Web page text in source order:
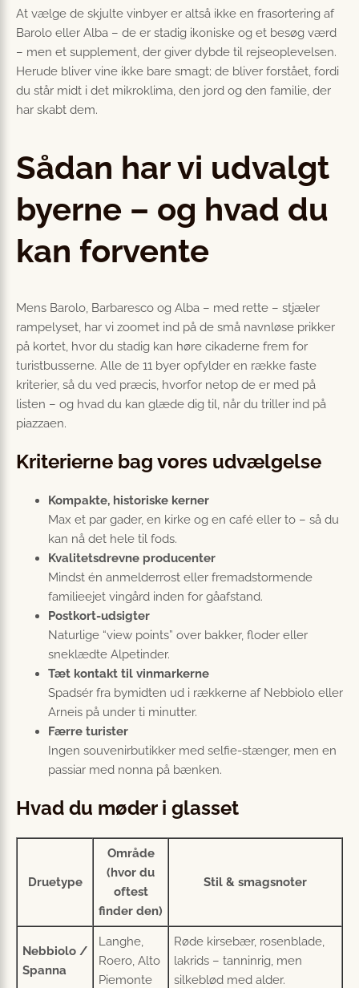
At vælge de skjulte vinbyer er altså ikke en frasortering af
Barolo eller Alba – de er stadig ikoniske og et besøg værd
– men et supplement, der giver dybde til rejse­oplevelsen.
Herude bliver vine ikke bare smagt; de bliver forstået, fordi
du står midt i det mikroklima, den jord og den familie, der
har skabt dem.
Sådan har vi udvalgt
byerne – og hvad du
kan forvente
Mens Barolo, Barbaresco og Alba – med rette – stjæler
rampelyset, har vi zoomet ind på de små navnløse prikker
på kortet, hvor du stadig kan høre cikaderne frem for
turistbusserne. Alle de 11 byer opfylder en række faste
kriterier, så du ved præcis, hvorfor netop de er med på
listen – og hvad du kan glæde dig til, når du triller ind på
piazzaen.
Kriterierne bag vores udvælgelse
Kompakte, historiske kerner
Max et par gader, en kirke og en café eller to – så du
kan nå det hele til fods.
Kvalitetsdrevne producenter
Mindst én anmelderrost eller fremadstormende
familieejet vingård inden for gåafstand.
Postkort-udsigter
Naturlige “view points” over bakker, floder eller
sneklædte Alpetinder.
Tæt kontakt til vinmarkerne
Spadsér fra bymidten ud i rækkerne af Nebbiolo eller
Arneis på under ti minutter.
Færre turister
Ingen souvenirbutikker med selfie-stænger, men en
passiar med nonna på bænken.
Hvad du møder i glasset
Druetype
Område
(hvor du
oftest
finder den)
Stil & smagsnoter
Nebbiolo /
Spanna
Langhe,
Roero, Alto
Piemonte
Røde kirsebær, rosenblade,
lakrids – tanninrig, men
silkeblød med alder.